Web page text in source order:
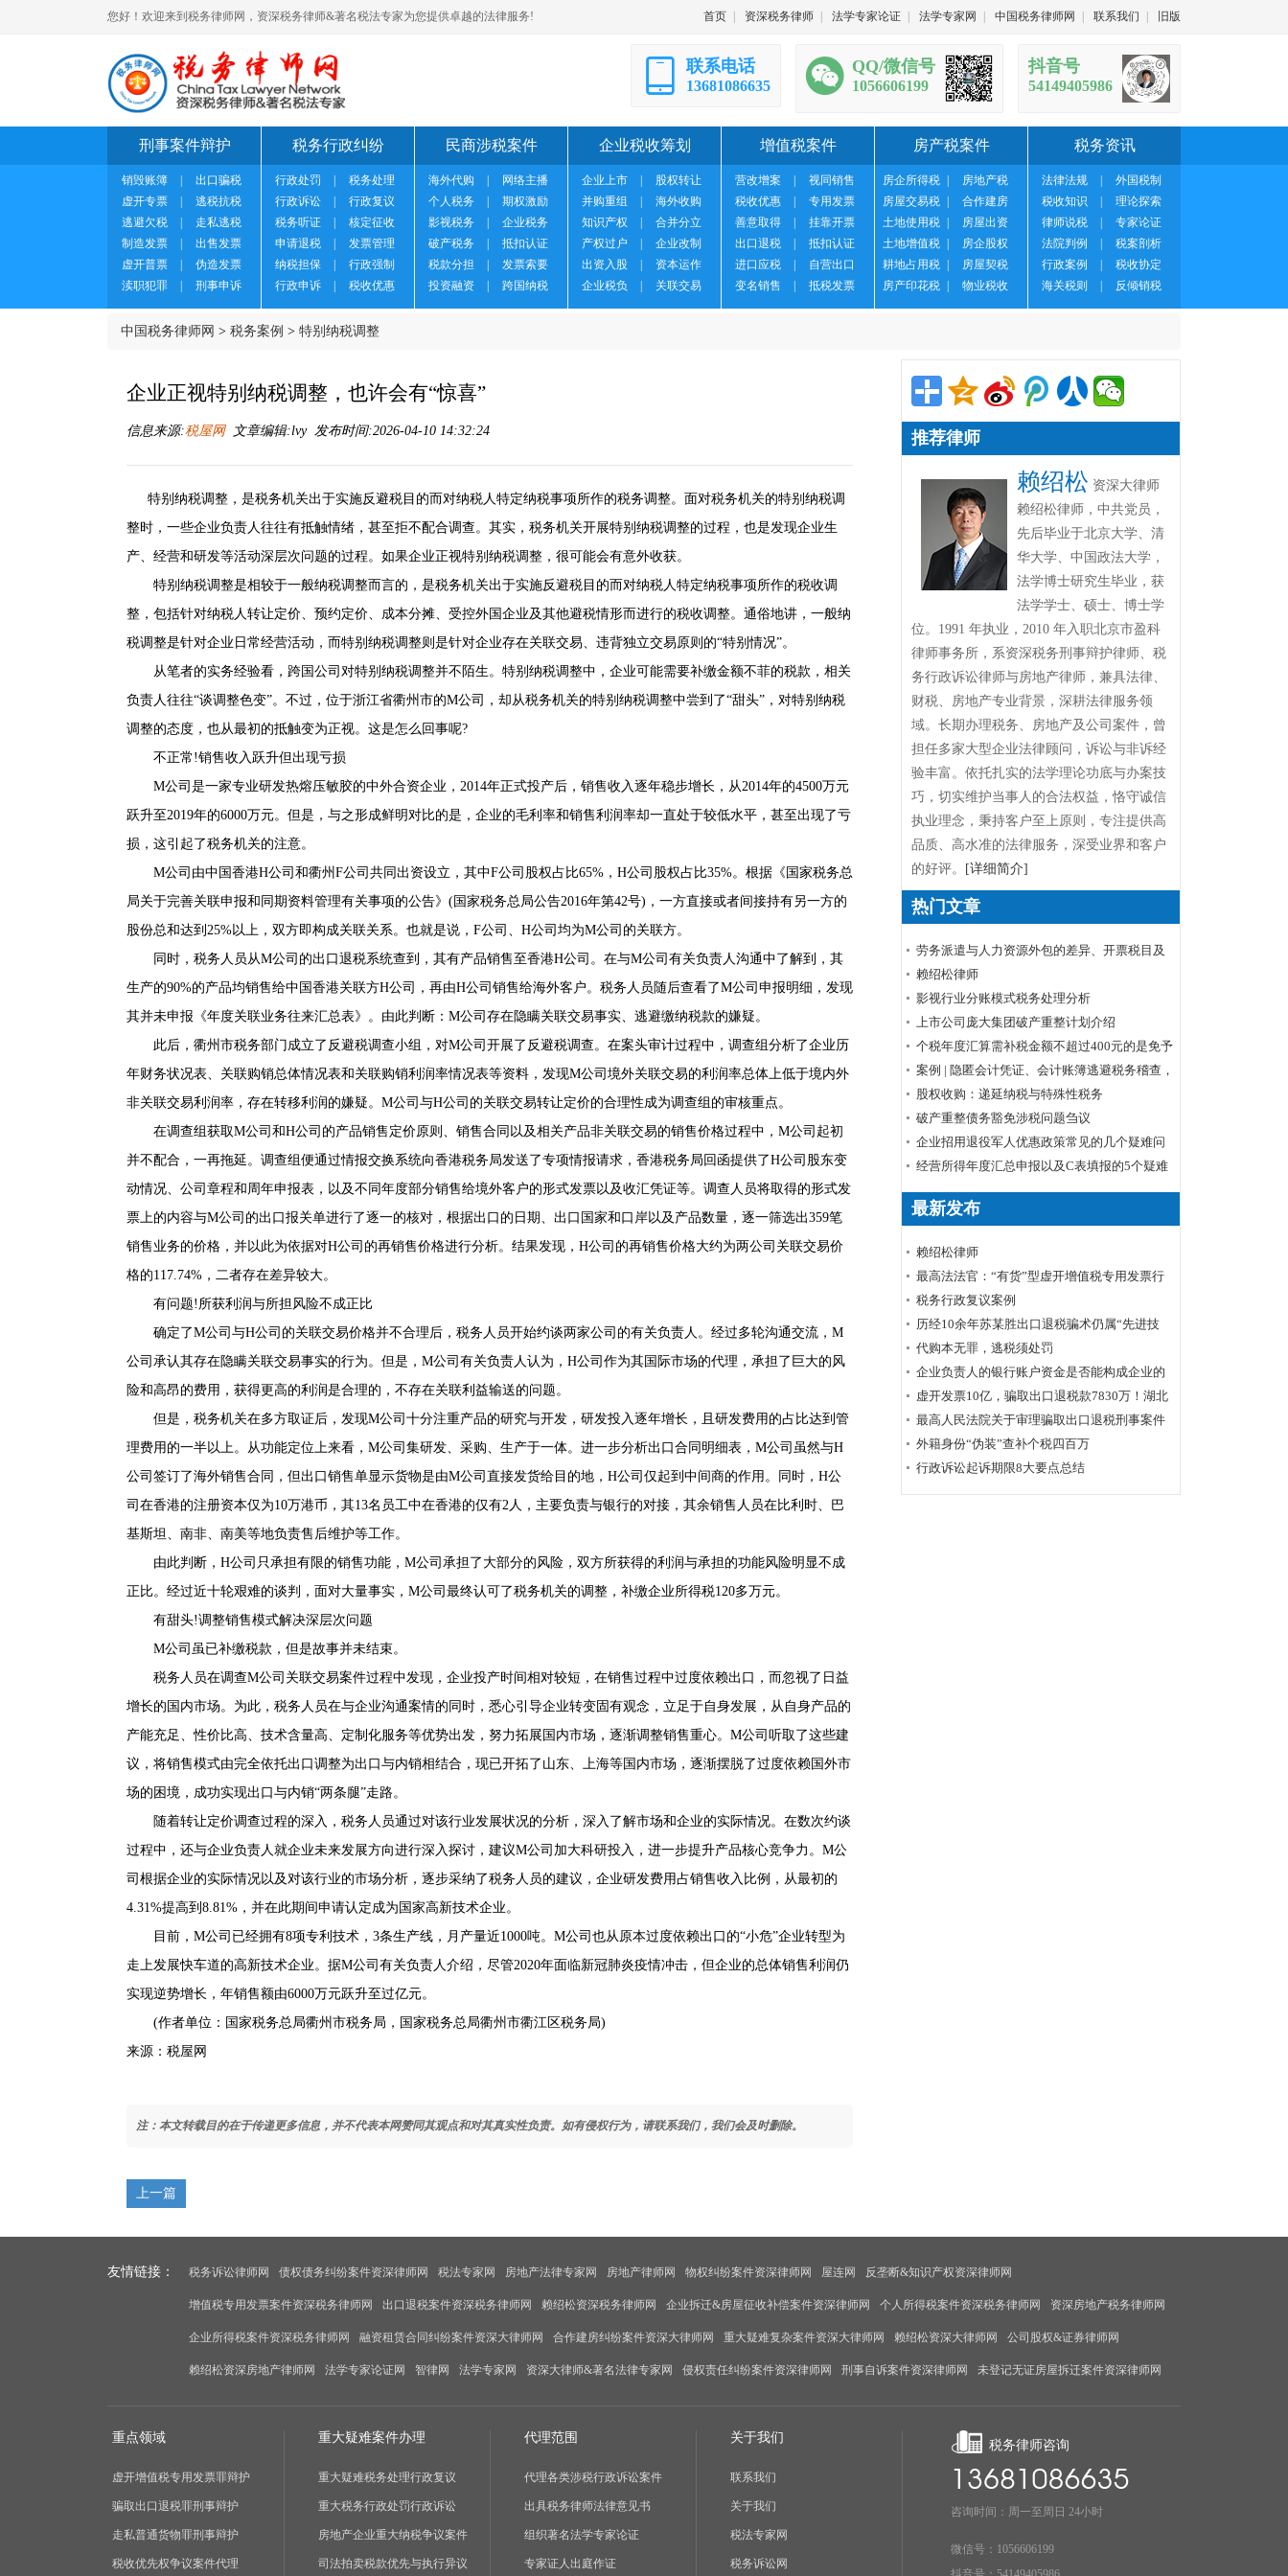
您好！欢迎来到税务律师网，资深税务律师&著名税法专家为您提供卓越的法律服务! 首页 资深税务律师 法学专家论证 法学专家网 中国税务律师网 联系我们 旧版
联系电话
13681086635
QQ/微信号
1056606199
抖音号
54149405986
刑事案件辩护
销毁账簿
出口骗税
虚开专票
逃税抗税
逃避欠税
走私逃税
制造发票
出售发票
虚开普票
伪造发票
渎职犯罪
刑事申诉
税务行政纠纷
行政处罚
税务处理
行政诉讼
行政复议
税务听证
核定征收
申请退税
发票管理
纳税担保
行政强制
行政申诉
税收优惠
民商涉税案件
海外代购
网络主播
个人税务
期权激励
影视税务
企业税务
破产税务
抵扣认证
税款分担
发票索要
投资融资
跨国纳税
企业税收筹划
企业上市
股权转让
并购重组
海外收购
知识产权
合并分立
产权过户
企业改制
出资入股
资本运作
企业税负
关联交易
增值税案件
营改增案
视同销售
税收优惠
专用发票
善意取得
挂靠开票
出口退税
抵扣认证
进口应税
自营出口
变名销售
抵税发票
房产税案件
房企所得税
房地产税
房屋交易税
合作建房
土地使用税
房屋出资
土地增值税
房企股权
耕地占用税
房屋契税
房产印花税
物业税收
税务资讯
法律法规
外国税制
税收知识
理论探索
律师说税
专家论证
法院判例
税案剖析
行政案例
税收协定
海关税则
反倾销税
中国税务律师网 > 税务案例 > 特别纳税调整
企业正视特别纳税调整，也许会有“惊喜”
信息来源:税屋网文章编辑:lvy 发布时间:2026-04-10 14:32:24
特别纳税调整，是税务机关出于实施反避税目的而对纳税人特定纳税事项所作的税务调整。面对税务机关的特别纳税调
整时，一些企业负责人往往有抵触情绪，甚至拒不配合调查。其实，税务机关开展特别纳税调整的过程，也是发现企业生
产、经营和研发等活动深层次问题的过程。如果企业正视特别纳税调整，很可能会有意外收获。
特别纳税调整是相较于一般纳税调整而言的，是税务机关出于实施反避税目的而对纳税人特定纳税事项所作的税收调
整，包括针对纳税人转让定价、预约定价、成本分摊、受控外国企业及其他避税情形而进行的税收调整。通俗地讲，一般纳
税调整是针对企业日常经营活动，而特别纳税调整则是针对企业存在关联交易、违背独立交易原则的“特别情况”。
从笔者的实务经验看，跨国公司对特别纳税调整并不陌生。特别纳税调整中，企业可能需要补缴金额不菲的税款，相关
负责人往往“谈调整色变”。不过，位于浙江省衢州市的M公司，却从税务机关的特别纳税调整中尝到了“甜头”，对特别纳税
调整的态度，也从最初的抵触变为正视。这是怎么回事呢?
不正常!销售收入跃升但出现亏损
M公司是一家专业研发热熔压敏胶的中外合资企业，2014年正式投产后，销售收入逐年稳步增长，从2014年的4500万元
跃升至2019年的6000万元。但是，与之形成鲜明对比的是，企业的毛利率和销售利润率却一直处于较低水平，甚至出现了亏
损，这引起了税务机关的注意。
M公司由中国香港H公司和衢州F公司共同出资设立，其中F公司股权占比65%，H公司股权占比35%。根据《 国家税务总
局关于完善关联申报和同期资料管理有关事项的公告》(国家税务总局公告2016年第42号)，一方直接或者间接持有另一方的
股份总和达到25%以上，双方即构成关联关系。也就是说，F公司、H公司均为M公司的关联方。
同时，税务人员从M公司的出口退税系统查到，其有产品销售至香港H公司。在与M公司有关负责人沟通中了解到，其
生产的90%的产品均销售给中国香港关联方H公司，再由H公司销售给海外客户。税务人员随后查看了M公司申报明细，发现
其并未申报《年度关联业务往来汇总表》。由此判断：M公司存在隐瞒关联交易事实、逃避缴纳税款的嫌疑。
此后，衢州市税务部门成立了反避税调查小组，对M公司开展了反避税调查。在案头审计过程中，调查组分析了企业历
年财务状况表、关联购销总体情况表和关联购销利润率情况表等资料，发现M公司境外关联交易的利润率总体上低于境内外
非关联交易利润率，存在转移利润的嫌疑。M公司与H公司的关联交易转让定价的合理性成为调查组的审核重点。
在调查组获取M公司和H公司的产品销售定价原则、销售合同以及相关产品非关联交易的销售价格过程中，M公司起初
并不配合，一再拖延。调查组便通过情报交换系统向香港税务局发送了专项情报请求，香港税务局回函提供了H公司股东变
动情况、公司章程和周年申报表，以及不同年度部分销售给境外客户的形式发票以及收汇凭证等。调查人员将取得的形式发
票上的内容与M公司的出口报关单进行了逐一的核对，根据出口的日期、出口国家和口岸以及产品数量，逐一筛选出359笔
销售业务的价格，并以此为依据对H公司的再销售价格进行分析。结果发现，H公司的再销售价格大约为两公司关联交易价
格的117.74%，二者存在差异较大。
有问题!所获利润与所担风险不成正比
确定了M公司与H公司的关联交易价格并不合理后，税务人员开始约谈两家公司的有关负责人。经过多轮沟通交流，M
公司承认其存在隐瞒关联交易事实的行为。但是，M公司有关负责人认为，H公司作为其国际市场的代理，承担了巨大的风
险和高昂的费用，获得更高的利润是合理的，不存在关联利益输送的问题。
但是，税务机关在多方取证后，发现M公司十分注重产品的研究与开发，研发投入逐年增长，且研发费用的占比达到管
理费用的一半以上。从功能定位上来看，M公司集研发、采购、生产于一体。进一步分析出口合同明细表，M公司虽然与H
公司签订了海外销售合同，但出口销售单显示货物是由M公司直接发货给目的地，H公司仅起到中间商的作用。同时，H公
司在香港的注册资本仅为10万港币，其13名员工中在香港的仅有2人，主要负责与银行的对接，其余销售人员在比利时、巴
基斯坦、南非、南美等地负责售后维护等工作。
由此判断，H公司只承担有限的销售功能，M公司承担了大部分的风险，双方所获得的利润与承担的功能风险明显不成
正比。经过近十轮艰难的谈判，面对大量事实，M公司最终认可了税务机关的调整，补缴企业所得税120多万元。
有甜头!调整销售模式解决深层次问题
M公司虽已补缴税款，但是故事并未结束。
税务人员在调查M公司关联交易案件过程中发现，企业投产时间相对较短，在销售过程中过度依赖出口，而忽视了日益
增长的国内市场。为此，税务人员在与企业沟通案情的同时，悉心引导企业转变固有观念，立足于自身发展，从自身产品的
产能充足、性价比高、技术含量高、定制化服务等优势出发，努力拓展国内市场，逐渐调整销售重心。M公司听取了这些建
议，将销售模式由完全依托出口调整为出口与内销相结合，现已开拓了山东、上海等国内市场，逐渐摆脱了过度依赖国外市
场的困境，成功实现出口与内销“两条腿”走路。
随着转让定价调查过程的深入，税务人员通过对该行业发展状况的分析，深入了解市场和企业的实际情况。在数次约谈
过程中，还与企业负责人就企业未来发展方向进行深入探讨，建议M公司加大科研投入，进一步提升产品核心竞争力。M公
司根据企业的实际情况以及对该行业的市场分析，逐步采纳了税务人员的建议，企业研发费用占销售收入比例，从最初的
4.31%提高到8.81%，并在此期间申请认定成为国家高新技术企业。
目前，M公司已经拥有8项专利技术，3条生产线，月产量近1000吨。M公司也从原本过度依赖出口的“小危”企业转型为
走上发展快车道的高新技术企业。据M公司有关负责人介绍，尽管2020年面临新冠肺炎疫情冲击，但企业的总体销售利润仍
实现逆势增长，年销售额由6000万元跃升至过亿元。
(作者单位：国家税务总局衢州市税务局，国家税务总局衢州市衢江区税务局)
来源：税屋网
注：本文转载目的在于传递更多信息，并不代表本网赞同其观点和对其真实性负责。如有侵权行为，请联系我们，我们会及时删除。
上一篇
推荐律师
赖绍松 资深大律师
赖绍松律师，中共党员，
先后毕业于北京大学、清
华大学、中国政法大学，
法学博士研究生毕业，获
法学学士、硕士、博士学
位。1991 年执业，2010 年入职北京市盈科
律师事务所，系资深税务刑事辩护律师、税
务行政诉讼律师与房地产律师，兼具法律、
财税、房地产专业背景，深耕法律服务领
域。长期办理税务、房地产及公司案件，曾
担任多家大型企业法律顾问，诉讼与非诉经
验丰富。依托扎实的法学理论功底与办案技
巧，切实维护当事人的合法权益，恪守诚信
执业理念，秉持客户至上原则，专注提供高
品质、高水准的法律服务，深受业界和客户
的好评。
[详细简介]
热门文章
劳务派遣与人力资源外包的差异、开票税目及
税率
赖绍松律师
影视行业分账模式税务处理分析
上市公司庞大集团破产重整计划介绍
个税年度汇算需补税金额不超过400元的是免予
申报还是免予补缴
案例 | 隐匿会计凭证、会计账簿逃避税务稽查，
小心被判刑！
股权收购：递延纳税与特殊性税务
破产重整债务豁免涉税问题刍议
企业招用退役军人优惠政策常见的几个疑难问
题解答
经营所得年度汇总申报以及C表填报的5个疑难
问题
最新发布
赖绍松律师
最高法法官：“有货”型虚开增值税专用发票行
为定性
税务行政复议案例
历经10余年苏某胜出口退税骗术仍属“先进技
术”，福州国税稽查局相应的查骗方法仍非常管
用
代购本无罪，逃税须处罚
企业负责人的银行账户资金是否能构成企业的
应税收入？
虚开发票10亿，骗取出口退税款7830万！湖北
破获链条式骗税案
最高人民法院关于审理骗取出口退税刑事案件
具体应用法律若干问题的解释辑
外籍身份“伪装”查补个税四百万
行政诉讼起诉期限8大要点总结
友情链接： 税务诉讼律师网 债权债务纠纷案件资深律师网 税法专家网 房地产法律专家网 房地产律师网 物权纠纷案件资深律师网 屋连网 反垄断&知识产权资深律师网
增值税专用发票案件资深税务律师网 出口退税案件资深税务律师网 赖绍松资深税务律师网 企业拆迁&房屋征收补偿案件资深律师网 个人所得税案件资深税务律师网 资深房地产税务律师网
企业所得税案件资深税务律师网 融资租赁合同纠纷案件资深大律师网 合作建房纠纷案件资深大律师网 重大疑难复杂案件资深大律师网 赖绍松资深大律师网 公司股权&证券律师网
赖绍松资深房地产律师网 法学专家论证网 智律网 法学专家网 资深大律师&著名法律专家网 侵权责任纠纷案件资深律师网 刑事自诉案件资深律师网 未登记无证房屋拆迁案件资深律师网
重点领域
虚开增值税专用发票罪辩护
骗取出口退税罪刑事辩护
走私普通货物罪刑事辩护
税收优先权争议案件代理
重大疑难案件办理
重大疑难税务处理行政复议
重大税务行政处罚行政诉讼
房地产企业重大纳税争议案件
司法拍卖税款优先与执行异议
代理范围
代理各类涉税行政诉讼案件
出具税务律师法律意见书
组织著名法学专家论证
专家证人出庭作证
关于我们
联系我们
关于我们
税法专家网
税务诉讼网
税务律师咨询
咨询时间：周一至周日 24小时
微信号：1056606199